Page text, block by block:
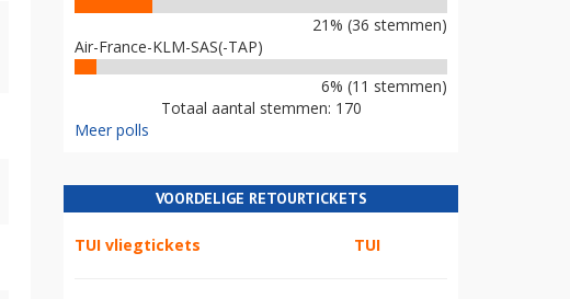
21% (36 stemmen)
Air-France-KLM-SAS(-TAP)
6% (11 stemmen)
Totaal aantal stemmen: 170
Meer polls
VOORDELIGE RETOURTICKETS
TUI vliegtickets TUI